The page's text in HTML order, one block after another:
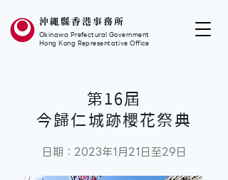
沖繩縣香港事務所
Okinawa Prefectural Government
Hong Kong Representative Office
第16屆
今歸仁城跡櫻花祭典
日期：2023年1月21日至29日